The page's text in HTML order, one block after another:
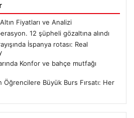
Fiyatları ve Analizi
12 şüpheli gözaltına alındı
İspanya rotası: Real
Konfor ve bahçe mutfağı
Öğrencilere Büyük Burs Fırsatı: Her